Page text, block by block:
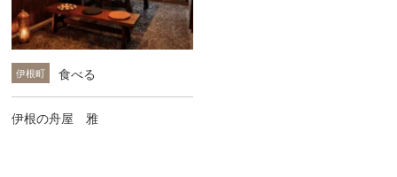
伊根町 食べる
伊根の舟屋 雅